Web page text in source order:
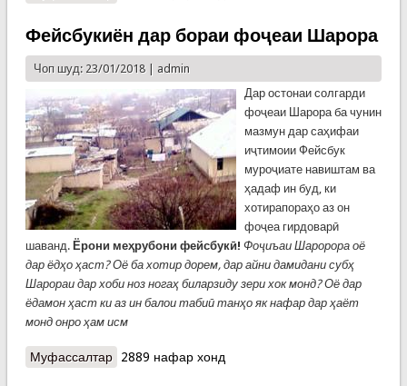
Фейсбукиён дар бораи фоҷеаи Шарора
Чоп шуд: 23/01/2018 | admin
Дар остонаи солгарди
фоҷеаи Шарора ба чунин
мазмун дар саҳифаи
иҷтимоии Фейсбук
муроҷиате навиштам ва
ҳадаф ин буд, ки
хотирапораҳо аз он
фоҷеа гирдоварӣ
шаванд. Ёрони меҳрубони фейсбукӣ! Фоҷиъаи Шаророра оё
дар ёдҳо ҳаст? Оё ба хотир дорем, дар айни дамидани субҳ
Шарораи дар хоби ноз ногаҳ биларзиду зери хок монд? Оё дар
ёдамон ҳаст ки аз ин балои табиӣ танҳо як нафар дар ҳаёт
монд онро ҳам исм
Муфассалтаро Фейсбукиён дар бораи фоҷеаи Шарора
2889 нафар хонд